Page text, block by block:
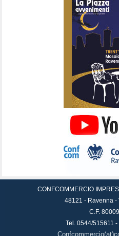
CONFCOMMERCIO
48121 - Ravenna -
C.F.
Tel. 0544/515611